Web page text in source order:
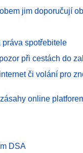
jim doporučují
spotřebitele
při cestách do
či volání pro
online
DSA